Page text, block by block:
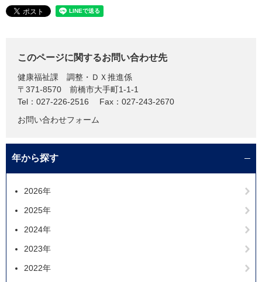
このページに関するお問い合わせ先
健康福祉課
調整・ＤＸ推進係
〒371-8570
前橋市大手町1-1-1
Tel：027-226-2516
Fax：027-243-2670
お問い合わせフォーム
年から探す
2026年
2025年
2024年
2023年
2022年